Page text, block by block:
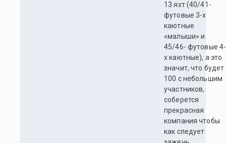
13 яхт (40/41-
футовые 3-х
каютные
«малыши» и
45/46- футовые 4-
х каютные), а это
значит, что будет
100 с небольшим
участников,
соберется
прекрасная
компания чтобы
как следует